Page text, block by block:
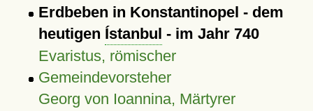
Erdbeben in Konstantinopel - dem
heutigen Ístanbul - im Jahr 740
Evaristus, römischer
Gemeindevorsteher
Georg von Ioannina, Märtyrer